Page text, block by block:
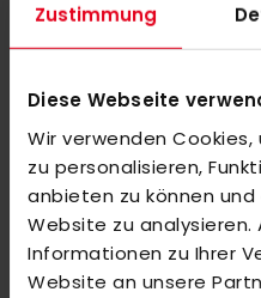
Zustimmung
Diese Webseite
Wir verwenden
zu personalisieren,
anbieten zu können
Website zu
Informationen zu Ihrer
Website an unsere
und Matches. Das
adidas Logo auf der Brust.
EIGENSCHAFTEN: Interlock,
teilweise aus recycelten
Wichtiger Hinweis:
Bitte beachte, dass individuell
vom Umtausch oder der
sind. Da es sich um